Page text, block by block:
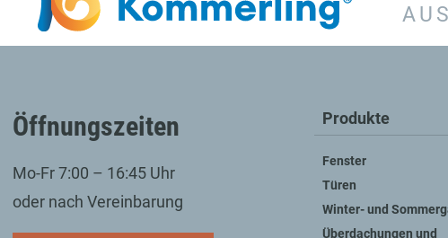
Öffnungszeiten
Mo-Fr 7:00 – 16:45 Uhr
oder nach Vereinbarung
Produkte
Fenster
Türen
Winter- und
Überdachungen und